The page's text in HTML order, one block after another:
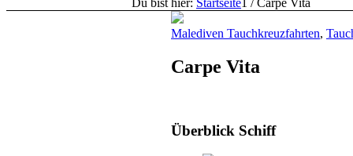
Du bist hier: Startseite1 / Carpe Vita
Malediven Tauchkreuzfahrten,
Carpe Vita
Überblick Schiff